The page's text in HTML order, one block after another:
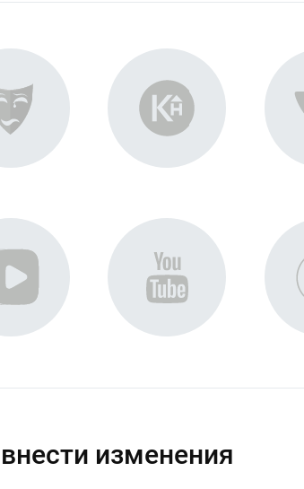
внести изменения